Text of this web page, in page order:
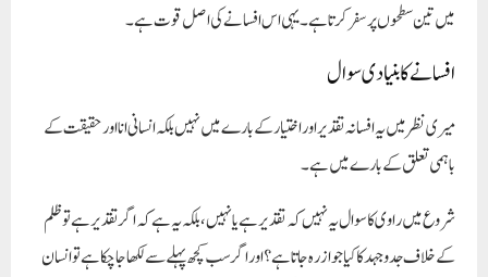
میں تین سطحوں پر سفر کرتا ہے۔ یہی اس افسانے کی اصل قوت ہے۔
افسانے کا بنیادی سوال
میری نظر میں یہ افسانہ تقدیر اور اختیار کے بارے میں نہیں بلکہانسانی انا اور حقیقت کے
باہمی تعلقکے بارے میں ہے۔
شروع میں راوی کا سوال یہ نہیں کہ تقدیر ہے یا نہیں، بلکہ یہ ہے کہ اگر تقدیر ہے تو ظلم
کے خلاف جدوجہد کا کیا جواز رہ جاتا ہے؟ اور اگر سب کچھ پہلے سے لکھا جا چکا ہے تو انسان